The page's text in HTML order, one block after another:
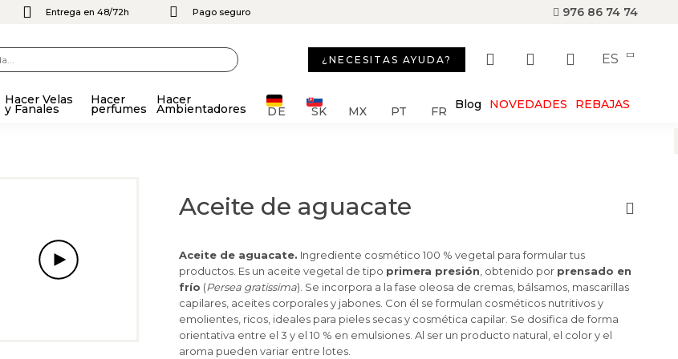
Entrega en 48/72h Pago seguro 976 86 74 74
¿NECESITAS AYUDA? ES
Hacer Velas
y Fanales
Hacer
perfumes
Hacer
Ambientadores DE SK MX PT FR Blog NOVEDADES REBAJAS
Aceite de aguacate
Aceite de aguacate. Ingrediente cosmético 100 % vegetal para formular tus
productos. Es un aceite vegetal de tipo primera presión , obtenido por prensado en
frío (Persea gratissima). Se incorpora a la fase oleosa de cremas, bálsamos, mascarillas
capilares, aceites corporales y jabones. Con él se formulan cosméticos nutritivos y
emolientes, ricos, ideales para pieles secas y cosmética capilar. Se dosifica de forma
orientativa entre el 3 y el 10 % en emulsiones. Al ser un producto natural, el color y el
aroma pueden variar entre lotes.